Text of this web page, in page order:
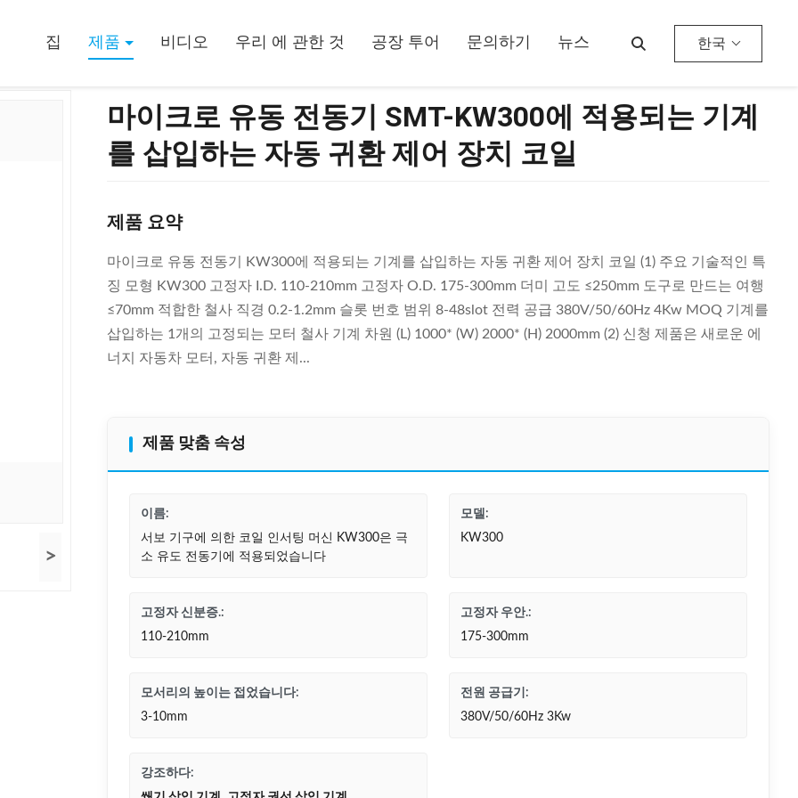
집 제품 비디오 우리 에 관한 것 공장 투어 문의하기 뉴스 한국
>
마이크로 유동 전동기 SMT-KW300에 적용되는 기계
를 삽입하는 자동 귀환 제어 장치 코일
제품 요약
마이크로 유동 전동기 KW300에 적용되는 기계를 삽입하는 자동 귀환 제어 장치 코일 (1) 주요 기술적인 특
징 모형 KW300 고정자 I.D. 110-210mm 고정자 O.D. 175-300mm 더미 고도 ≤250mm 도구로 만드는 여행
≤70mm 적합한 철사 직경 0.2-1.2mm 슬롯 번호 범위 8-48slot 전력 공급 380V/50/60Hz 4Kw MOQ 기계를
삽입하는 1개의 고정되는 모터 철사 기계 차원 (L) 1000* (W) 2000* (H) 2000mm (2) 신청 제품은 새로운 에
너지 자동차 모터, 자동 귀환 제...
제품 맞춤 속성
이름:
서보 기구에 의한 코일 인서팅 머신 KW300은 극
소 유도 전동기에 적용되었습니다
모델:
KW300
고정자 신분증.:
110-210mm
고정자 우안.:
175-300mm
모서리의 높이는 접었습니다:
3-10mm
전원 공급기:
380V/50/60Hz 3Kw
강조하다: